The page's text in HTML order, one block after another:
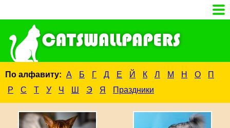
По алфавиту: А Б Г Д Е Й К Л М Н О
П
Р
С Т У Ч Ш Э Я Праздники